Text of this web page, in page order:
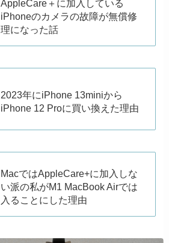
AppleCare＋に加入している
iPhoneのカメラの故障が無償修
理になった話
2023年にiPhone 13miniから
iPhone 12 Proに買い換えた理由
MacではAppleCare+に加入しな
い派の私がM1 MacBook Airでは
入ることにした理由